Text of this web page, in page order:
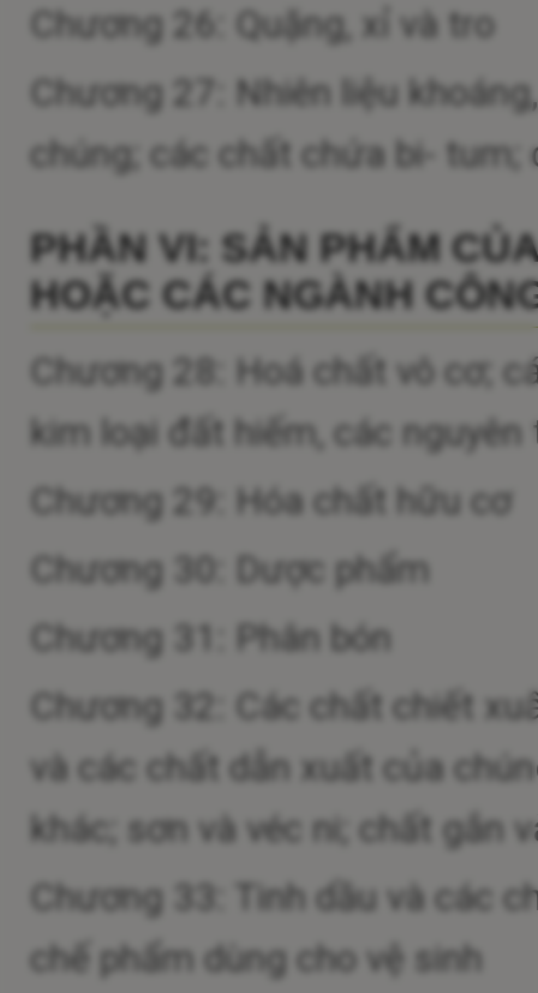
Chương 26: Quặng, xỉ và tro
Chương 27: Nhiên liệu
chúng; các chất chứa bi-
PHẦN VI: SẢN PHẨM
HOẶC CÁC NGÀNH
Chương 28: Hoá chất vô cơ;
kim loại đất hiếm, các
Chương 29: Hóa chất hữu cơ
Chương 30: Dược phẩm
Chương 31: Phân bón
Chương 32: Các chất chiết
và các chất dẫn xuất của
khác; sơn và véc ni; chất gắn
Chương 33: Tinh dầu và các
chế phẩm dùng cho vệ sinh